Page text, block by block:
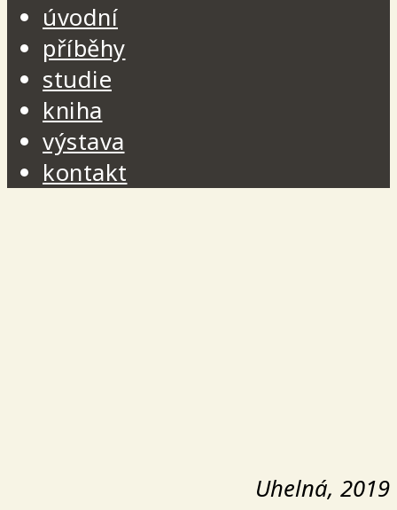
úvodní
příběhy
studie
kniha
výstava
kontakt
Uhelná, 2019